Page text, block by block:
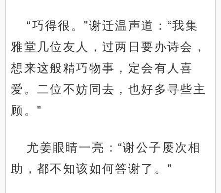
“巧得很。”谢迁温声道：“我集
雅堂几位友人，过两日要办诗会，
想来这般精巧物事，定会有人喜
爱。二位不妨同去，也好多寻些主
顾。”
尤姜眼睛一亮：“谢公子屡次相
助，都不知该如何答谢了。”